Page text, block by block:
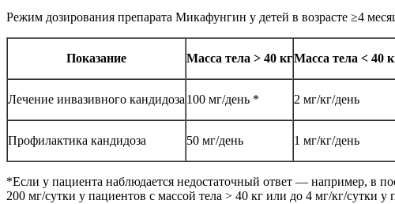
Режим дозирования препарата Микафунгин у детей в возрасте ≥4
Показание Масса тела > 40 кгМасса тела < 40
Лечение инвазивного кандидоза 100 мг/день * 2 мг/кг/день
Профилактика кандидоза 50 мг/день 1 мг/кг/день
*Если у пациента наблюдается недостаточный ответ — например, в
200 мг/сутки у пациентов с массой тела > 40 кг или до 4 мг/кг/сутки у